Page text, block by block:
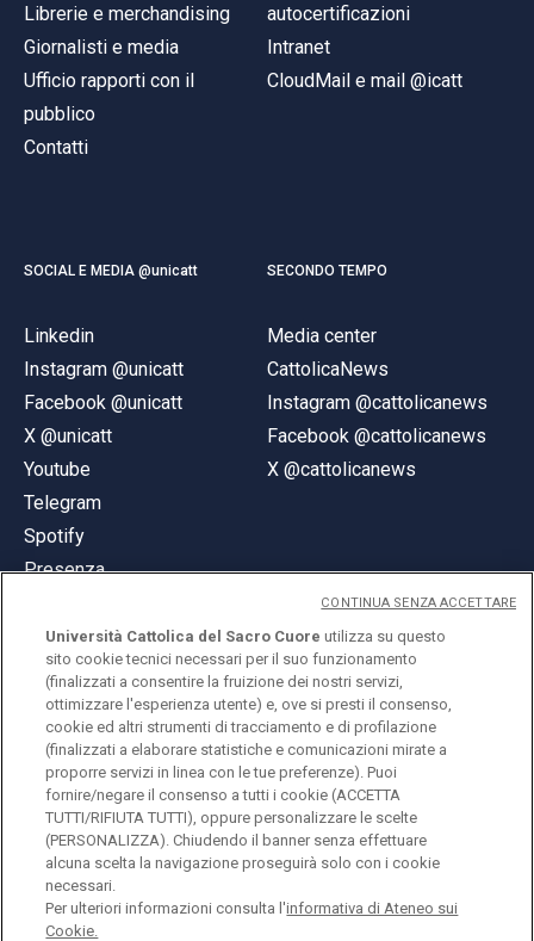
Librerie e merchandising
Giornalisti e media
Ufficio rapporti con il
pubblico
Contatti
autocertificazioni
Intranet
CloudMail e mail @icatt
SOCIAL E MEDIA @unicatt
Linkedin
Instagram @unicatt
Facebook @unicatt
X @unicatt
Youtube
Telegram
Spotify
Presenza
SECONDO TEMPO
Media center
CattolicaNews
Instagram @cattolicanews
Facebook @cattolicanews
X @cattolicanews
© Università Cattolica del Sacro Cuore
Largo A. Gemelli 1, 20123 Milano
PI 02133120150
ENGLISH
Università Cattolica del Sacro Cuore utilizza su questo
sito cookie tecnici necessari per il suo funzionamento
(finalizzati a consentire la fruizione dei nostri servizi,
ottimizzare l'esperienza utente) e, ove si presti il consenso,
cookie ed altri strumenti di tracciamento e di profilazione
(finalizzati a elaborare statistiche e comunicazioni mirate a
proporre servizi in linea con le tue preferenze). Puoi
fornire/negare il consenso a tutti i cookie (ACCETTA
TUTTI/RIFIUTA TUTTI), oppure personalizzare le scelte
(PERSONALIZZA). Chiudendo il banner senza effettuare
alcuna scelta la navigazione proseguirà solo con i cookie
necessari.
Per ulteriori informazioni consulta l'informativa di Ateneo sui
Cookie.
CONTINUA SENZA ACCETTARE